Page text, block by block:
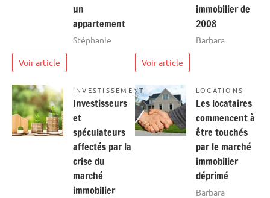
un
appartement
Stéphanie
Voir article
immobilier de
2008
Barbara
Voir article
INVESTISSEMENT
Investisseurs
et
spéculateurs
affectés par la
crise du
marché
immobilier
LOCATIONS
Les locataires
commencent à
être touchés
par le marché
immobilier
déprimé
Barbara